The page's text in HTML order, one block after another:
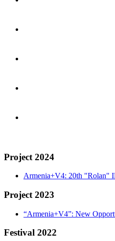
Project 2024
Armenia+V4: 20th "Rolan"
Project 2023
“Armenia+V4”: New
Festival 2022